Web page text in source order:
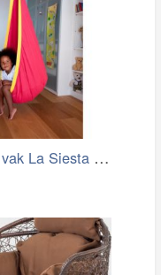
Závěsný vak La Siesta JOKI - IN